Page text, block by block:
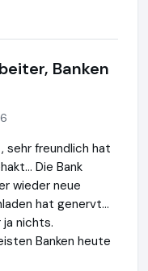
Banken
sehr freundlich hat
Die Bank
wieder neue
hat genervt...
nichts.
Banken heute